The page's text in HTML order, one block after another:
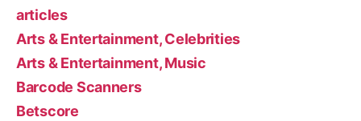
articles
Arts & Entertainment, Celebrities
Arts & Entertainment, Music
Barcode Scanners
Betscore